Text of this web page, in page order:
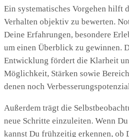
Ein systematisches Vorgehen hilft
Verhalten objektiv zu bewerten.
Deine Erfahrungen, besondere
um einen Überblick zu gewinnen.
Entwicklung fördert die Klarheit
Möglichkeit, Stärken sowie
denen noch
Außerdem trägt die
neue Schritte einzuleiten. Wenn
kannst Du frühzeitig erkennen, ob